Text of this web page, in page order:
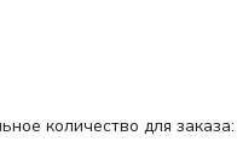
количество для